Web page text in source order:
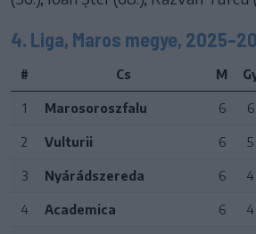
4. Liga, Maros megye,
# Cs M
1 Marosoroszfalu 6 6
2 Vulturii 6 5
3 Nyárádszereda 6 4
4 Academica 6 4